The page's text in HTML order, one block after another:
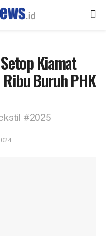
Kiamat
Buruh PHK
#2025